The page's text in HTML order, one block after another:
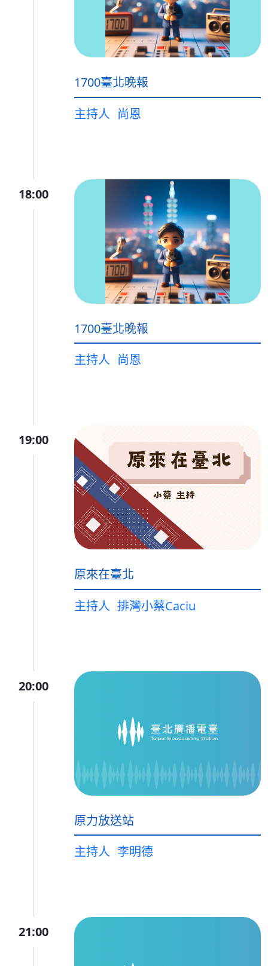
1700臺北晚報
主持人 尚恩
18:00
1700臺北晚報
主持人 尚恩
19:00
原來在臺北
主持人 排灣小蔡Caciu
20:00
原力放送站
主持人 李明德
21:00